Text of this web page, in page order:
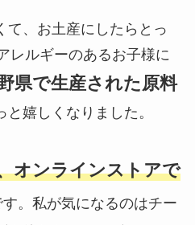
て、お土産にしたらとっ
レルギーのあるお子様に
県で生産された原料
嬉しくなりました。
オンラインストアで
。私が気になるのはチー